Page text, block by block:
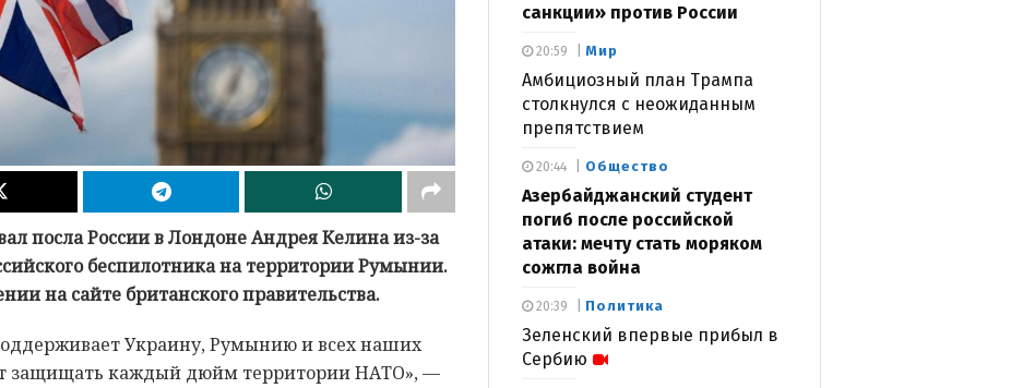
посла России в Лондоне Андрея Келина из-за
беспилотника на территории Румынии.
на сайте британского правительства.
Украину, Румынию и всех наших
защищать каждый дюйм территории НАТО», —
санкции» против России
Мир
Амбициозный план Трампа
столкнулся с неожиданным
препятствием
20:59
Общество
Азербайджанский студент
погиб после российской
атаки: мечту стать моряком
сожгла война
20:44
Политика
Зеленский впервые прибыл в
Сербию
20:39